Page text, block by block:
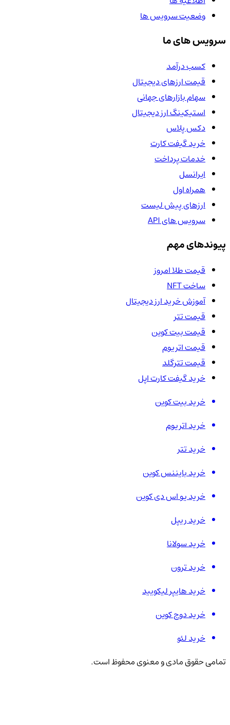
وضعیت سرویس ها
سرویس های ما
کسب درآمد
قیمت ارزهای دیجیتال
سهام بازارهای جهانی
استیکینگ ارز دیجیتال
دکس پلاس
خرید گیفت کارت
خدمات پرداخت
ایرانسل
همراه اول
ارزهای پیش لیست
سرویس های API
پیوندهای مهم
قیمت طلا امروز
ساخت NFT
آموزش خرید ارز دیجیتال
قیمت تتر
قیمت بیت کوین
قیمت اتریوم
قیمت تترگلد
خرید گیفت کارت اپل
خرید بیت کوین
خرید اتریوم
خرید تتر
خرید بایننس کوین
خرید یو اس دی کوین
خرید ریپل
خرید سولانا
خرید ترون
خرید هایپر لیکویید
خرید دوج کوین
خرید لئو
تمامی حقوق مادی و معنوی محفوظ است.